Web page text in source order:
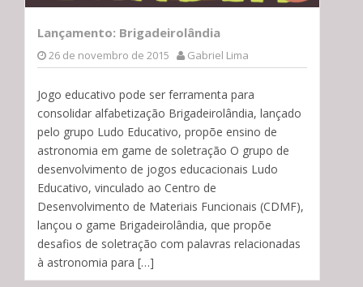
Lançamento: Brigadeirolândia
26 de novembro de 2015 Gabriel Lima
Jogo educativo pode ser ferramenta para
consolidar alfabetização Brigadeirolândia, lançado
pelo grupo Ludo Educativo, propõe ensino de
astronomia em game de soletração O grupo de
desenvolvimento de jogos educacionais Ludo
Educativo, vinculado ao Centro de
Desenvolvimento de Materiais Funcionais (CDMF),
lançou o game Brigadeirolândia, que propõe
desafios de soletração com palavras relacionadas
à astronomia para […]